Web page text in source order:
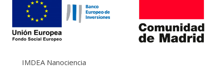
IMDEA Nanociencia